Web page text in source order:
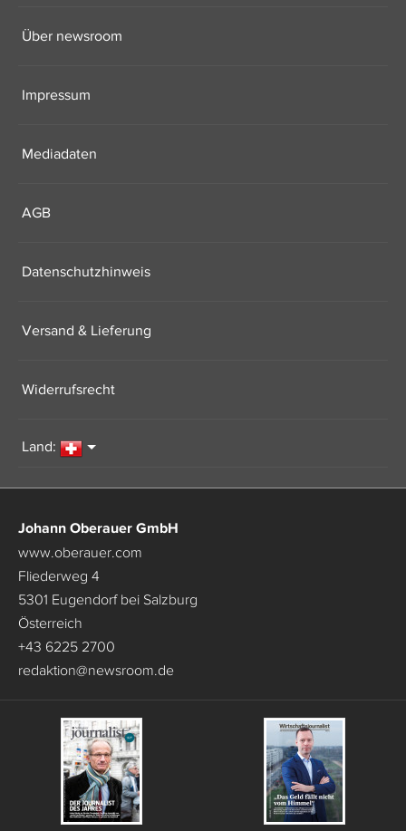
Über newsroom
Impressum
Mediadaten
AGB
Datenschutzhinweis
Versand & Lieferung
Widerrufsrecht
Land:
Johann Oberauer GmbH
www.oberauer.com
Fliederweg 4
5301 Eugendorf bei Salzburg
Österreich
+43 6225 2700
redaktion@newsroom.de